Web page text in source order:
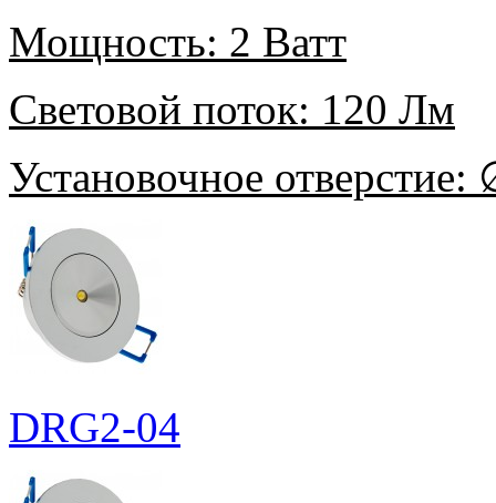
Мощность: 2 Ватт
Световой поток: 120 Лм
Установочное отверстие:
DRG2-04